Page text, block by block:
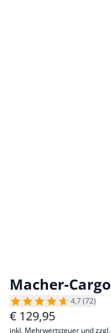
Macher-Cargo
4,7 (72)
€ 129,95
inkl. Mehrwertsteuer und zzgl.